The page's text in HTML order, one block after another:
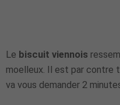
Le biscuit viennois
moelleux. Il est par contre
va vous demander 2